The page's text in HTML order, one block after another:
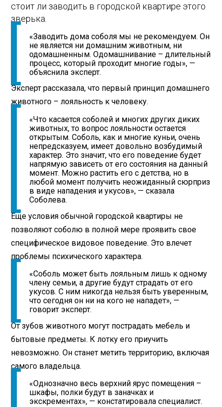
стоит ли заводить в городской квартире этого
зверька.
«Заводить дома соболя мы не рекомендуем. Он
не является ни домашним животным, ни
одомашненным. Одомашнивание – длительный
процесс, который проходит многие годы», —
объяснила эксперт.
Эксперт рассказала, что первый принцип домашнего
животного – лояльность к человеку.
«Что касается соболей и многих других диких
животных, то вопрос лояльности остается
открытым. Соболь, как и многие куньи, очень
непредсказуем, имеет довольно возбудимый
характер. Это значит, что его поведение будет
напрямую зависеть от его состояния на данный
момент. Можно растить его с детства, но в
любой момент получить неожиданный сюрприз
в виде нападения и укусов», — сказала
Соболева.
Еще условия обычной городской квартиры не
позволяют соболю в полной мере проявить свое
специфическое видовое поведение. Это влечет
проблемы психического характера.
«Соболь может быть лояльным лишь к одному
члену семьи, а другие будут страдать от его
укусов. С ним никогда нельзя быть уверенным,
что сегодня он ни на кого не нападет», —
говорит эксперт.
От зубов животного могут пострадать мебель и
бытовые предметы. К лотку его приучить
невозможно. Он станет метить территорию, включая
самого владельца.
«Однозначно весь верхний ярус помещения –
шкафы, полки будут в заначках и
экскрементах», — констатировала специалист.